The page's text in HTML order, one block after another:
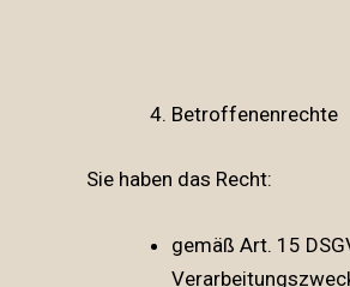
Betroffenenrechte
Sie haben das Recht:
gemäß Art. 15